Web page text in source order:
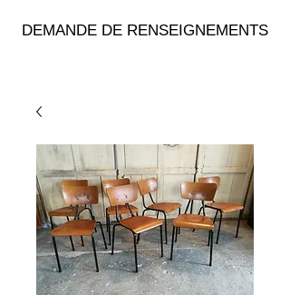
DEMANDE DE RENSEIGNEMENTS